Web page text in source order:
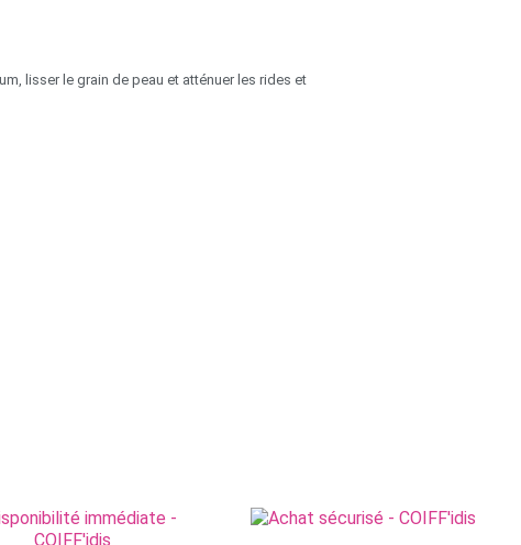
lisser le grain de peau et atténuer les rides et